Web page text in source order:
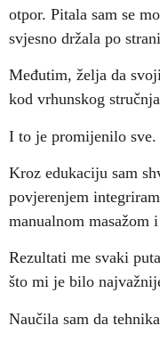
otpor. Pitala sam se
svjesno držala po
Međutim, želja da
kod vrhunskog
I to je promijenilo sve.
Kroz edukaciju sam
povjerenjem
manualnom masažom
Rezultati me svaki
što mi je bilo
Naučila sam da